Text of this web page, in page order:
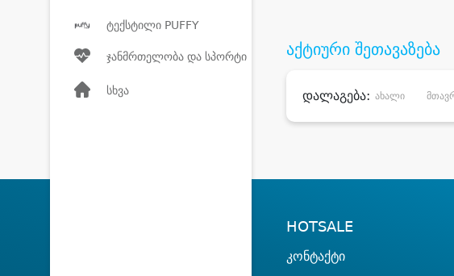
ტექსტილი PUFFY
ჯანმრთელობა და სპორტი
სხვა
აქტიური შეთავაზება
დალაგება: ახალი
HOTSALE
კონტაქტი